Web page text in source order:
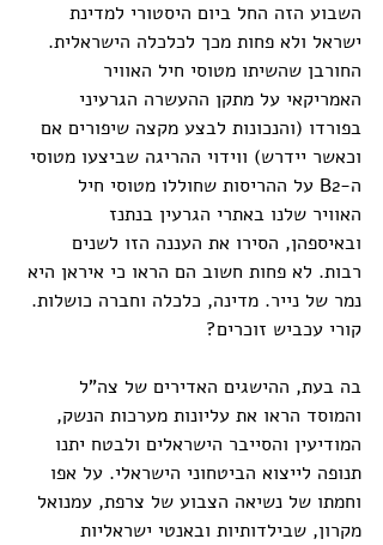
השבוע הזה החל ביום היסטורי למדינת
ישראל ולא פחות מכך לכלכלה הישראלית.
החורבן שהשיתו מטוסי חיל האוויר
האמריקאי על מתקן ההעשרה הגרעיני
בפורדו (והנכונות לבצע מקצה שיפורים אם
וכאשר יידרש) ווידוי ההריגה שביצעו מטוסי
ה-B2 על ההריסות שחוללו מטוסי חיל
האוויר שלנו באתרי הגרעין בנתנז
ובאיספהן, הסירו את העננה הזו לשנים
רבות. לא פחות חשוב הם הראו כי איראן היא
נמר של נייר. מדינה, כלכלה וחברה כושלות.
קורי עכביש זוכרים?
בה בעת, ההישגים האדירים של צה"ל
והמוסד הראו את עליונות מערכות הנשק,
המודיעין והסייבר הישראלים ולבטח יתנו
תנופה לייצוא הביטחוני הישראלי. על אפו
וחמתו של נשיאה הצבוע של צרפת, עמנואל
מקרון, שבילדותיות ובאנטי ישראליות